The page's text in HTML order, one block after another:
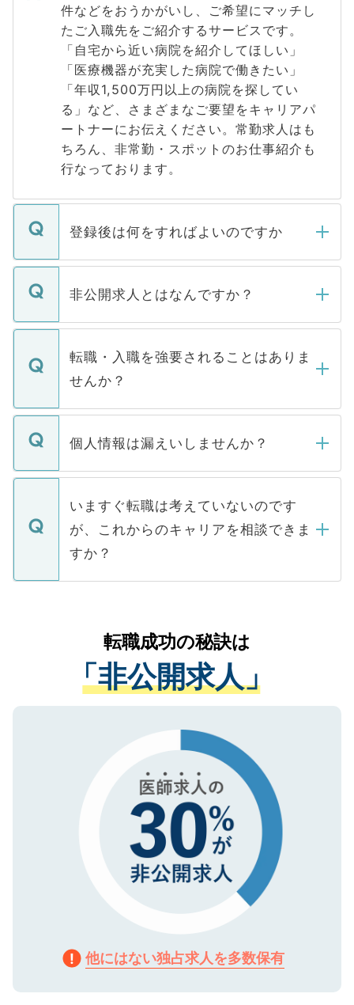
件などをおうかがいし、ご希望にマッチし
たご入職先をご紹介するサービスです。
「自宅から近い病院を紹介してほしい」
「医療機器が充実した病院で働きたい」
「年収1,500万円以上の病院を探してい
る」など、さまざまなご要望をキャリアパ
ートナーにお伝えください。常勤求人はも
ちろん、非常勤・スポットのお仕事紹介も
行なっております。
登録後は何をすればよいのですか
ご登録いただきましたら、弊社担当者がご
登録内容を確認し、その後メールもしくは
ます。通常、5営業日以内にはご連絡をせて
いただきますので、しばらくお待ちくださ
非公開求人とはなんですか？
マイナビDOCTORで取り扱っている求人の
うち約3割は、Webサイトからご覧いただ
けない「非公開求人」です。非公開求人は
下記の理由によって、一般には公開してい
ません。
■応募殺到を避けるため 人気のある医療機
関を公にしてしまうと、応募が殺到する場
に、医療機関が求める条件に合った人材の
みを人材紹介会社に依頼するケースが増え
ています。
転職・入職を強要されることはありま
せんか？
転職・入職を強要することは一切ありませ
ん。また、仮に応募先から内定をいただい
定を承諾する必要はありません。内定先へ
の辞退の連絡はキャリアパートナーが行い
個人情報は漏えいしませんか？
個人情報が漏えいすることはありませんの
で、ご安心ください。当サイトからの登録
などで収集したご登録者様の個人情報は、
ご本人のキャリアアップおよび転職活動の
支援を目的に使用いたします。お預かりし
ているすべての個人データはご本人の許可
は、個人情報の取り扱いについての厳密な
管理基準を満たした事業者のみに付与され
る、プライバシーマークを取得済みです。
で、機密保持に関してもご安心ください。
いますぐ転職は考えていないのです
が、これからのキャリアを相談できま
すか？
かがいして、現在の医療機関の状況や紹介
経験をまじえながら、適切なアドバイスを
させていただきます。すぐにご転職をされ
ない方には、長期的なサポートが可能です
ので、まずはご登録ください。
転職成功の秘訣は
「非公開求人」
他にはない独占求人を多数保有